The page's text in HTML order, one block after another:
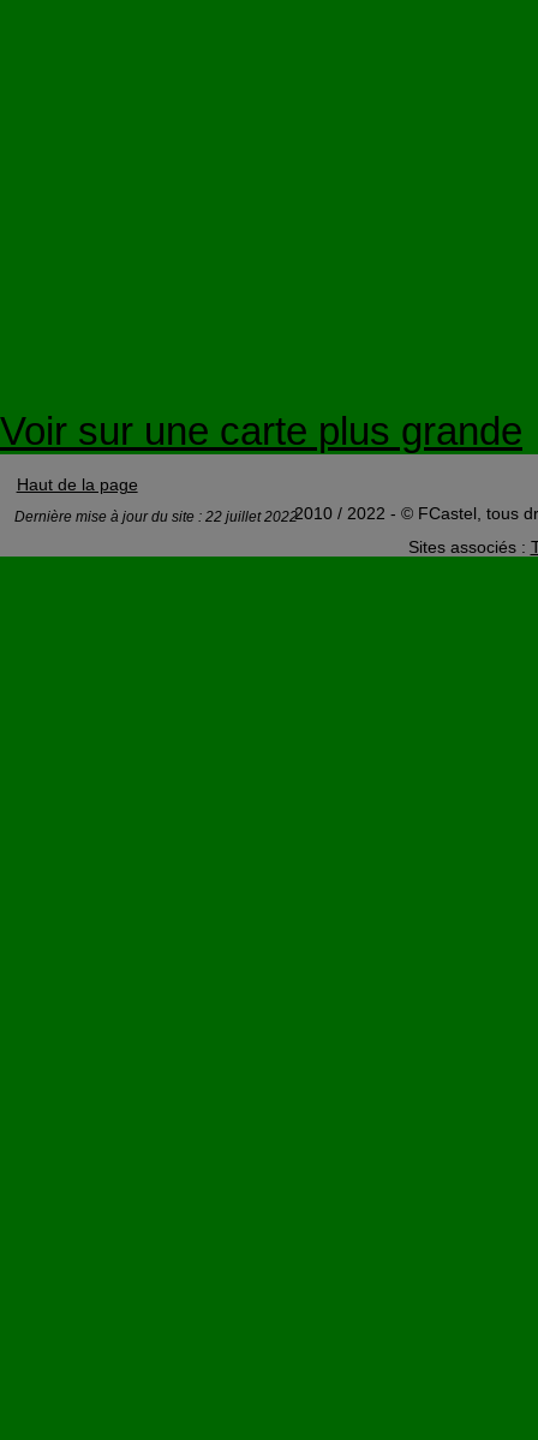
Voir sur une carte plus grande
Haut de la page
Dernière mise à jour du site : 22 juillet 20222010 / 2022 - © FCastel, tous
Sites associés :